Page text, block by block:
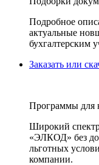
Подробное
актуальные
бухгалтерским
Заказать или
Программы для
Широкий
«ЭЛКОД» без
льготных
компании.